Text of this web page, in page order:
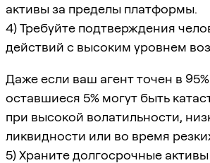
активы за пределы платформы.
4) Требуйте подтверждения
действий с высоким уровнем
Даже если ваш агент точен в
оставшиеся 5% могут быть
при высокой волатильности,
ликвидности или во время
5) Храните долгосрочные